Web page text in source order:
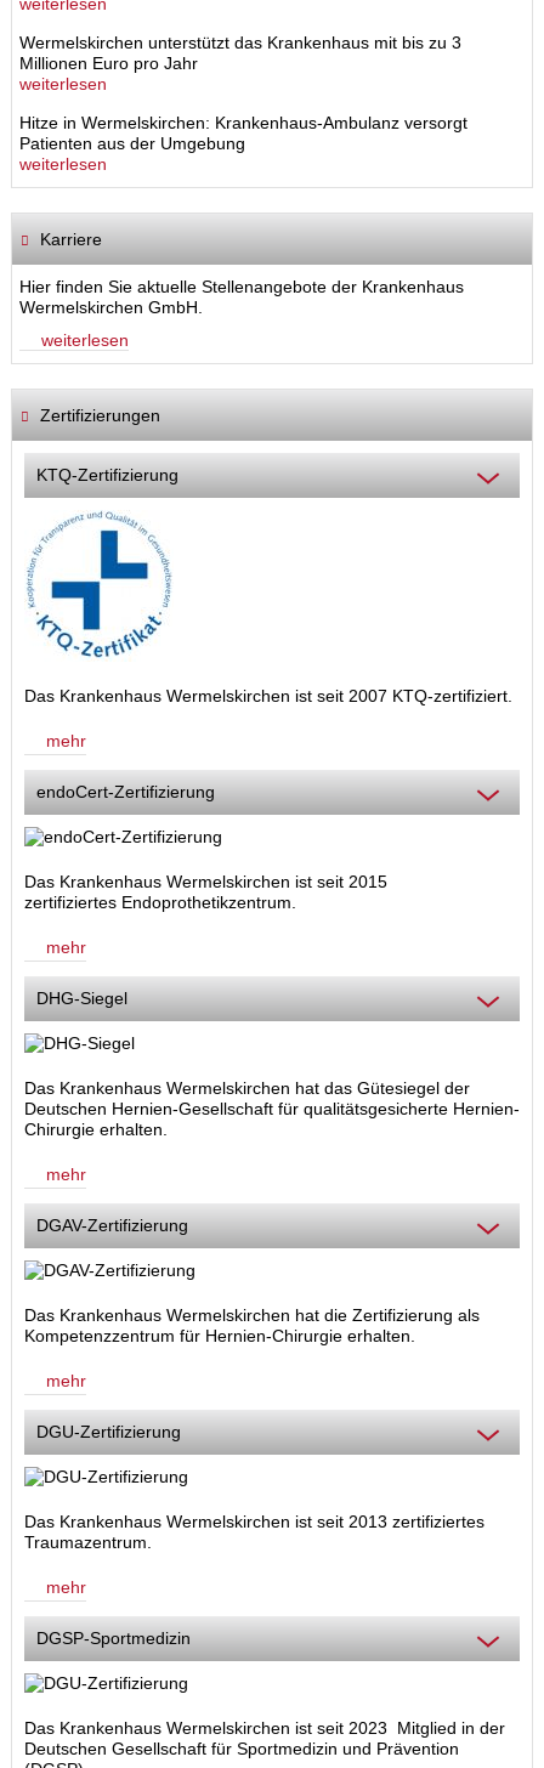
Wermelskirchen unterstützt das Krankenhaus mit bis zu 3
Millionen Euro pro Jahr
weiterlesen
Hitze in Wermelskirchen: Krankenhaus-Ambulanz versorgt
Patienten aus der Umgebung
weiterlesen
Karriere
Hier finden Sie aktuelle Stellenangebote der Krankenhaus
Wermelskirchen GmbH.
weiterlesen
Zertifizierungen
KTQ-Zertifizierung
Das Krankenhaus Wermelskirchen ist seit 2007 KTQ-zertifiziert.
mehr
endoCert-Zertifizierung
Das Krankenhaus Wermelskirchen ist seit 2015
zertifiziertes Endoprothetikzentrum.
mehr
DHG-Siegel
Das Krankenhaus Wermelskirchen hat das Gütesiegel der
Deutschen Hernien-Gesellschaft für qualitätsgesicherte Hernien-
Chirurgie erhalten.
mehr
DGAV-Zertifizierung
Das Krankenhaus Wermelskirchen hat die Zertifizierung als
Kompetenzzentrum für Hernien-Chirurgie erhalten.
mehr
DGU-Zertifizierung
Das Krankenhaus Wermelskirchen ist seit 2013 zertifiziertes
Traumazentrum.
mehr
DGSP-Sportmedizin
Das Krankenhaus Wermelskirchen ist seit 2023 Mitglied in der
Deutschen Gesellschaft für Sportmedizin und Prävention